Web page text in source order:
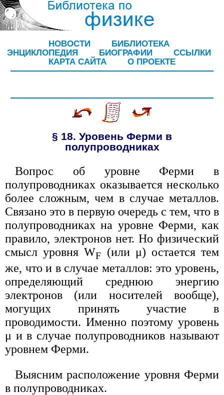
НОВОСТИ
БИБЛИОТЕКА
ЭНЦИКЛОПЕДИЯ
БИОГРАФИИ
ССЫЛКИ
КАРТА САЙТА
О ПРОЕКТЕ
§ 18. Уровень Ферми в
полупроводниках
Вопрос об уровне Ферми в
полупроводниках оказывается несколько
более сложным, чем в случае металлов.
Связано это в первую очередь с тем, что в
полупроводниках на уровне Ферми, как
правило, электронов нет. Но физический
смысл уровня WF (или μ) остается тем
же, что и в случае металлов: это уровень,
определяющий среднюю энергию
электронов (или носителей вообще),
могущих принять участие в
проводимости. Именно поэтому уровень
μ и в случае полупроводников называют
уровнем Ферми.
Выясним расположение уровня Ферми
в полупроводниках.